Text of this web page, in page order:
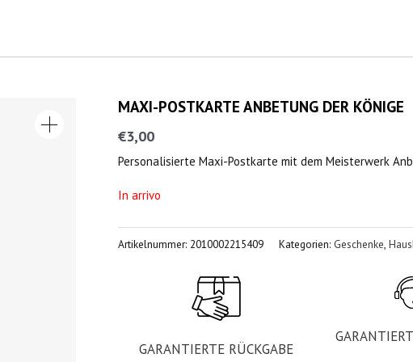
MAXI-POSTKARTE ANBETUNG DER KÖNIGE
€3,00
Personalisierte Maxi-Postkarte mit dem Meisterwerk
In arrivo
Artikelnummer: 2010002215409 Kategorien: Geschenke,
GARANTIERTE RÜCKGABE